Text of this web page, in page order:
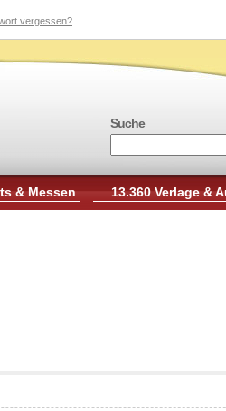
vergessen?
Suche
& Messen 13.360 Verlage &